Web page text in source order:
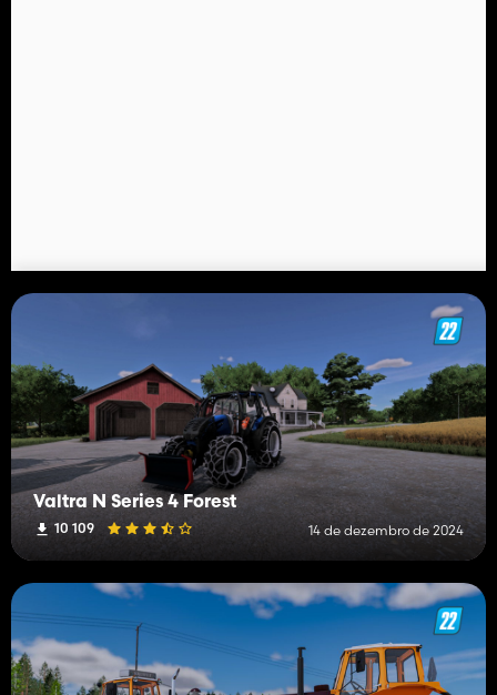
Valtra N Series 4 Forest
10 109 14 de dezembro de 2024